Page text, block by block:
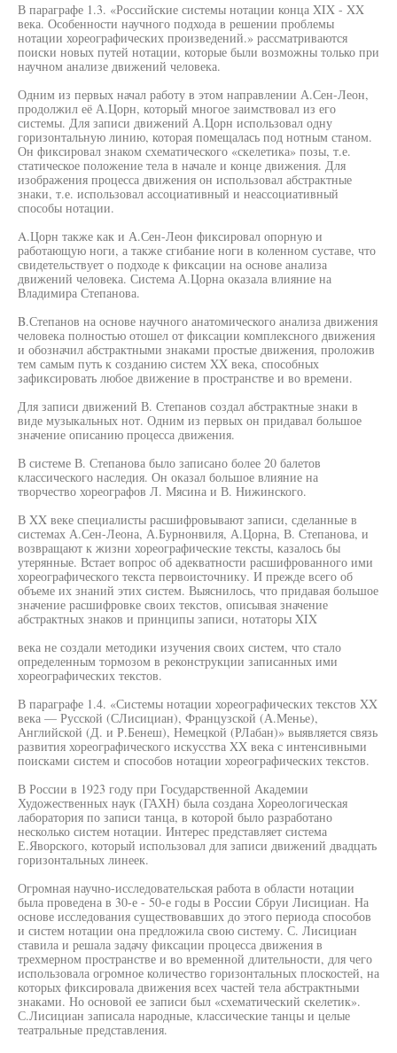
В параграфе 1.3. «Российские системы нотации конца XIX - XX
века. Особенности научного подхода в решении проблемы
нотации хореографических произведений.» рассматриваются
поиски новых путей нотации, которые были возможны только при
научном анализе движений человека.
Одним из первых начал работу в этом направлении А.Сен-Леон,
продолжил её А.Цорн, который многое заимствовал из его
системы. Для записи движений А.Цорн использовал одну
горизонтальную линию, которая помещалась под нотным станом.
Он фиксировал знаком схематического «скелетика» позы, т.е.
статическое положение тела в начале и конце движения. Для
изображения процесса движения он использовал абстрактные
знаки, т.е. использовал ассоциативный и неассоциативный
способы нотации.
A.Цорн также как и А.Сен-Леон фиксировал опорную и
работающую ноги, а также сгибание ноги в коленном суставе, что
свидетельствует о подходе к фиксации на основе анализа
движений человека. Система А.Цорна оказала влияние на
Владимира Степанова.
B.Степанов на основе научного анатомического анализа движения
человека полностью отошел от фиксации комплексного движения
и обозначил абстрактными знаками простые движения, проложив
тем самым путь к созданию систем XX века, способных
зафиксировать любое движение в пространстве и во времени.
Для записи движений В. Степанов создал абстрактные знаки в
виде музыкальных нот. Одним из первых он придавал большое
значение описанию процесса движения.
В системе В. Степанова было записано более 20 балетов
классического наследия. Он оказал большое влияние на
творчество хореографов Л. Мясина и В. Нижинского.
В XX веке специалисты расшифровывают записи, сделанные в
системах А.Сен-Леона, А.Бурнонвиля, А.Цорна, В. Степанова, и
возвращают к жизни хореографические тексты, казалось бы
утерянные. Встает вопрос об адекватности расшифрованного ими
хореографического текста первоисточнику. И прежде всего об
объеме их знаний этих систем. Выяснилось, что придавая большое
значение расшифровке своих текстов, описывая значение
абстрактных знаков и принципы записи, нотаторы XIX
века не создали методики изучения своих систем, что стало
определенным тормозом в реконструкции записанных ими
хореографических текстов.
В параграфе 1.4. «Системы нотации хореографических текстов XX
века — Русской (СЛисициан), Французской (А.Менье),
Английской (Д. и Р.Бенеш), Немецкой (РЛабан)» выявляется связь
развития хореографического искусства XX века с интенсивными
поисками систем и способов нотации хореографических текстов.
В России в 1923 году при Государственной Академии
Художественных наук (ГАХН) была создана Хореологическая
лаборатория по записи танца, в которой было разработано
несколько систем нотации. Интерес представляет система
Е.Яворского, который использовал для записи движений двадцать
горизонтальных линеек.
Огромная научно-исследовательская работа в области нотации
была проведена в 30-е - 50-е годы в России Сбруи Лисициан. На
основе исследования существовавших до этого периода способов
и систем нотации она предложила свою систему. С. Лисициан
ставила и решала задачу фиксации процесса движения в
трехмерном пространстве и во временной длительности, для чего
использовала огромное количество горизонтальных плоскостей, на
которых фиксировала движения всех частей тела абстрактными
знаками. Но основой ее записи был «схематический скелетик».
С.Лисициан записала народные, классические танцы и целые
театральные представления.